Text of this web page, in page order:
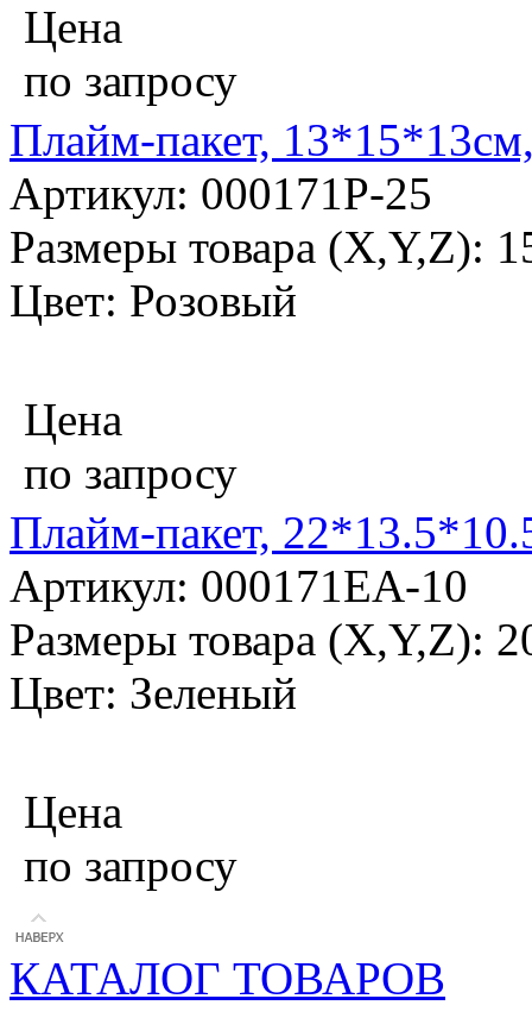
Цена
по запросу
Плайм-пакет,
Артикул: 000171P-25
Размеры товара (X,Y,Z):
Цвет: Розовый
Цена
по запросу
Плайм-пакет,
Артикул: 000171EA-10
Размеры товара (X,Y,Z):
Цвет: Зеленый
Цена
по запросу
КАТАЛОГ ТОВАРОВ